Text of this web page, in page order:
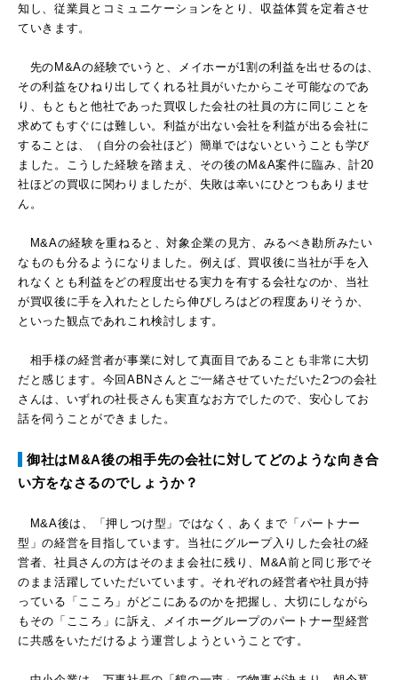
知し、従業員とコミュニケーションをとり、収益体質を定着させ
ていきます。
先のM&Aの経験でいうと、メイホーが1割の利益を出せるのは、
その利益をひねり出してくれる社員がいたからこそ可能なのであ
り、もともと他社であった買収した会社の社員の方に同じことを
求めてもすぐには難しい。利益が出ない会社を利益が出る会社に
することは、（自分の会社ほど）簡単ではないということも学び
ました。こうした経験を踏まえ、その後のM&A案件に臨み、計20
社ほどの買収に関わりましたが、失敗は幸いにひとつもありませ
ん。
M&Aの経験を重ねると、対象企業の見方、みるべき勘所みたい
なものも分るようになりました。例えば、買収後に当社が手を入
れなくとも利益をどの程度出せる実力を有する会社なのか、当社
が買収後に手を入れたとしたら伸びしろはどの程度ありそうか、
といった観点であれこれ検討します。
相手様の経営者が事業に対して真面目であることも非常に大切
だと感じます。今回ABNさんとご一緒させていただいた2つの会社
さんは、いずれの社長さんも実直なお方でしたので、安心してお
話を伺うことができました。
御社はM&A後の相手先の会社に対してどのような向き合
い方をなさるのでしょうか？
M&A後は、「押しつけ型」ではなく、あくまで「パートナー
型」の経営を目指しています。当社にグループ入りした会社の経
営者、社員さんの方はそのまま会社に残り、M&A前と同じ形でそ
のまま活躍していただいています。それぞれの経営者や社員が持
っている「こころ」がどこにあるのかを把握し、大切にしながら
もその「こころ」に訴え、メイホーグループのパートナー型経営
に共感をいただけるよう運営しようということです。